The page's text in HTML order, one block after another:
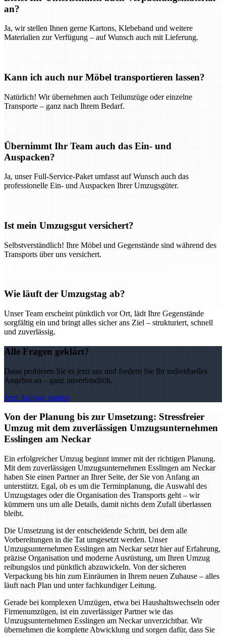
an?
Ja, wir stellen Ihnen gerne Kartons, Klebeband und weitere
Materialien zur Verfügung – auf Wunsch auch mit Lieferung.
Kann ich auch nur Möbel transportieren lassen?
Natürlich! Wir übernehmen auch Teilumzüge oder einzelne
Transporte – ganz nach Ihrem Bedarf.
Übernimmt Ihr Team auch das Ein- und
Auspacken?
Ja, unser Full-Service-Paket umfasst auf Wunsch auch das
professionelle Ein- und Auspacken Ihrer Umzugsgüter.
Ist mein Umzugsgut versichert?
Selbstverständlich! Ihre Möbel und Gegenstände sind während des
Transports über uns versichert.
Wie läuft der Umzugstag ab?
Unser Team erscheint pünktlich vor Ort, lädt Ihre Gegenstände
sorgfältig ein und bringt alles sicher ans Ziel – strukturiert, schnell
und zuverlässig.
Alle Fragen geklärt?
Dann probieren Sie es jetzt aus und fordern Sie Ihr individuelles
Angebot an – ganz unverbindlich.
Jetzt Anfrage starten
Von der Planung bis zur Umsetzung: Stressfreier
Umzug mit dem zuverlässigen Umzugsunternehmen
Esslingen am Neckar
Ein erfolgreicher Umzug beginnt immer mit der richtigen Planung.
Mit dem zuverlässigen Umzugsunternehmen Esslingen am Neckar
haben Sie einen Partner an Ihrer Seite, der Sie von Anfang an
unterstützt. Egal, ob es um die Terminplanung, die Auswahl des
Umzugstages oder die Organisation des Transports geht – wir
kümmern uns um alle Details, damit nichts dem Zufall überlassen
bleibt.
Die Umsetzung ist der entscheidende Schritt, bei dem alle
Vorbereitungen in die Tat umgesetzt werden. Unser
Umzugsunternehmen Esslingen am Neckar setzt hier auf Erfahrung,
präzise Organisation und moderne Ausrüstung, um Ihren Umzug
reibungslos und pünktlich abzuwickeln. Von der sicheren
Verpackung bis hin zum Einräumen in Ihrem neuen Zuhause – alles
läuft nach Plan und unter fachkundiger Leitung.
Gerade bei komplexen Umzügen, etwa bei Haushaltswechseln oder
Firmenumzügen, ist ein zuverlässiger Partner wie das
Umzugsunternehmen Esslingen am Neckar unverzichtbar. Wir
übernehmen die komplette Abwicklung und sorgen dafür, dass Sie